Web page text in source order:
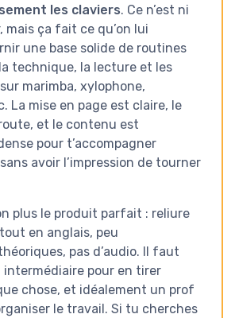
les claviers. Ce n’est ni
mais ça fait ce qu’on lui
une base solide de routines
technique, la lecture et les
marimba, xylophone,
La mise en page est claire, le
et le contenu est
pour t’accompagner
avoir l’impression de tourner
plus le produit parfait : reliure
en anglais, peu
pas d’audio. Il faut
intermédiaire pour en tirer
chose, et idéalement un prof
le travail. Si tu cherches